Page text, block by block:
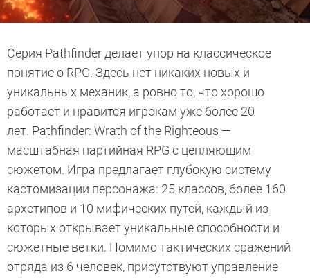
Серия Pathfinder делает упор на классическое
понятие о RPG. Здесь нет никаких новых и
уникальных механик, а ровно то, что хорошо
работает и нравится игрокам уже более 20
лет. Pathfinder: Wrath of the Righteous —
масштабная партийная RPG с цепляющим
сюжетом. Игра предлагает глубокую систему
кастомизации персонажа: 25 классов, более 160
архетипов и 10 мифических путей, каждый из
которых открывает уникальные способности и
сюжетные ветки. Помимо тактических сражений
отряда из 6 человек, присутствуют управление